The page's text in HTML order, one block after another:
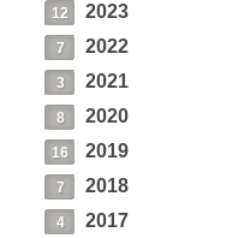
12 2023
7 2022
3 2021
8 2020
16 2019
7 2018
4 2017